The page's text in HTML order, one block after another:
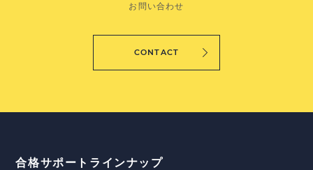
お問い合わせ
CONTACT
合格サポートラインナップ